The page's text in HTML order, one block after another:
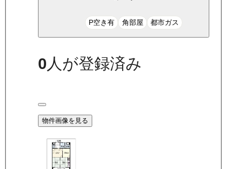
P空き有 角部屋 都市ガス
0人が登録済み
物件画像を見る